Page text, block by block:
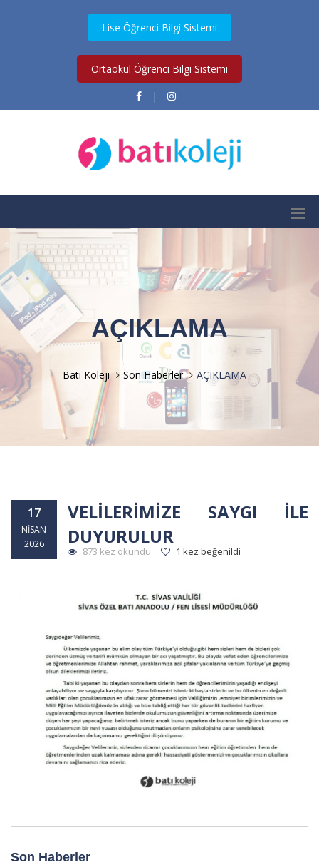
Lise Öğrenci Bilgi Sistemi
Ortaokul Öğrenci Bilgi Sistemi
|
AÇIKLAMA
Batı Koleji Son Haberler AÇIKLAMA
17
NISAN
2026
VELİLERİMİZE SAYGI İLE
DUYURULUR
873 kez okundu 1 kez beğenildi
Son Haberler